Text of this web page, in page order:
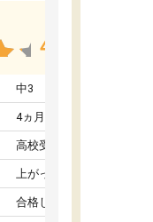
4.6
中3
4ヵ月～1年未満
高校受験対策
上がった
合格した